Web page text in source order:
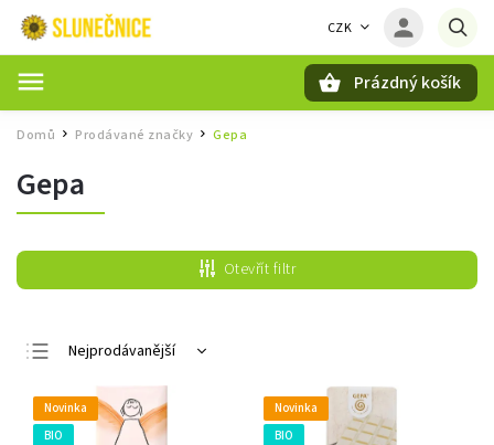
CZK
Prázdný košík
Domů / Prodávané značky / Gepa
Gepa
Otevřít filtr
Nejprodávanější
Nejlevnější
Nejdražší
Novinka
BIO
Novinka
BIO